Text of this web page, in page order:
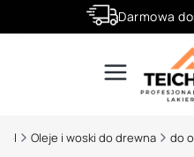
Darmowa
Złóż zamówienie do
Oleje i woski do drewna